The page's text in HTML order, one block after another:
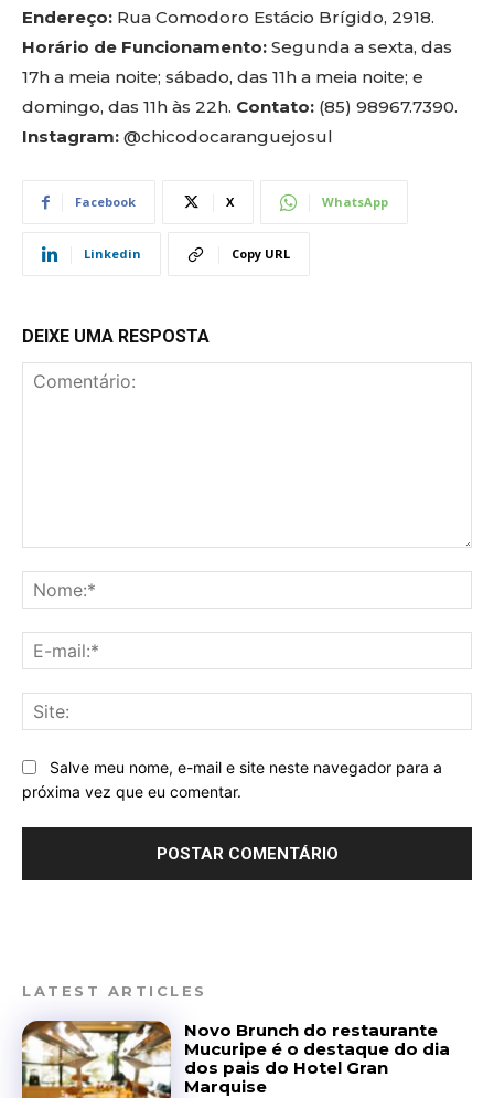
Endereço: Rua Comodoro Estácio Brígido, 2918.
Horário de Funcionamento: Segunda a sexta, das
17h a meia noite; sábado, das 11h a meia noite; e
domingo, das 11h às 22h. Contato: (85) 98967.7390.
Instagram: @chicodocaranguejosul
Facebook X WhatsApp
Linkedin Copy URL
DEIXE UMA RESPOSTA
Salve meu nome, e-mail e site neste navegador para a
próxima vez que eu comentar.
LATEST ARTICLES
Novo Brunch do restaurante
Mucuripe é o destaque do dia
dos pais do Hotel Gran
Marquise